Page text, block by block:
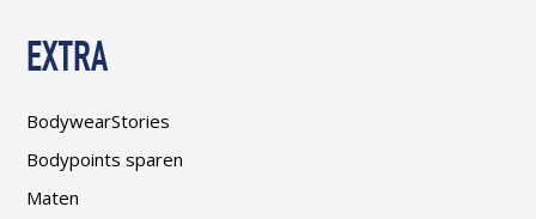
EXTRA
BodywearStories
Bodypoints sparen
Maten